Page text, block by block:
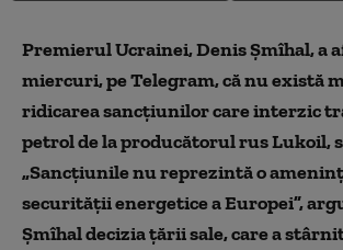
Premierul Ucrainei, Denis Şmîhal, a
miercuri, pe Telegram, că nu există
ridicarea sancțiunilor care interzic
petrol de la producătorul rus Lukoil,
„Sancțiunile nu reprezintă o
securităţii energetice a Europei”,
Şmîhal decizia țării sale, care a